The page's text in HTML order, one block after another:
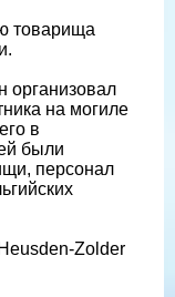
товарища
организовал
на могиле
в
были
персонал
Zolder